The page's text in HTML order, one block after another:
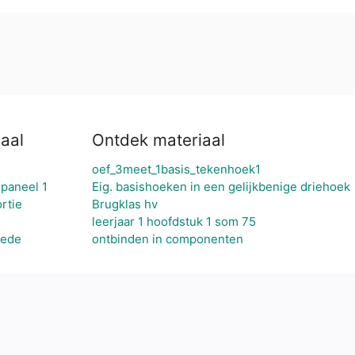
1
Ontdek materiaal
oef_3meet_1basis_tekenhoek1
Eig. basishoeken in een gelijkbenige driehoek
Brugklas hv
leerjaar 1 hoofdstuk 1 som 75
ontbinden in componenten